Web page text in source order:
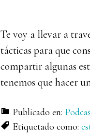
Te voy a llevar a
tácticas para que
compartir algunas
tenemos que hacer
Publicado en:
Etiquetado como: